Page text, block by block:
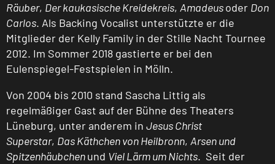
Räuber, Der kaukasische Kreidekreis, Amadeusoder Don
Carlos. Als Backing Vocalist unterstützte er die
Mitglieder der Kelly Family in der Stille Nacht Tournee
2012. Im Sommer 2018 gastierte er bei den
Eulenspiegel-Festspielen in Mölln.
Von 2004 bis 2010 stand Sascha Littig als
regelmäßiger Gast auf der Bühne des Theaters
Lüneburg, unter anderem in Jesus Christ
Superstar, Das Käthchen von Heilbronn, Arsen und
Spitzenhäubchenund Viel Lärm um Nichts. Seit der